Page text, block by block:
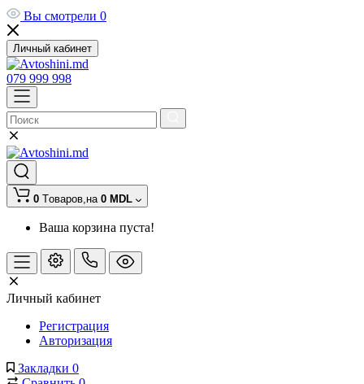
Вы смотрели 0
Личный кабинет
079 999 998
0 Tоваров,на 0 MDL
Ваша корзина пуста!
Личный кабинет
Регистрация
Авторизация
Закладки 0